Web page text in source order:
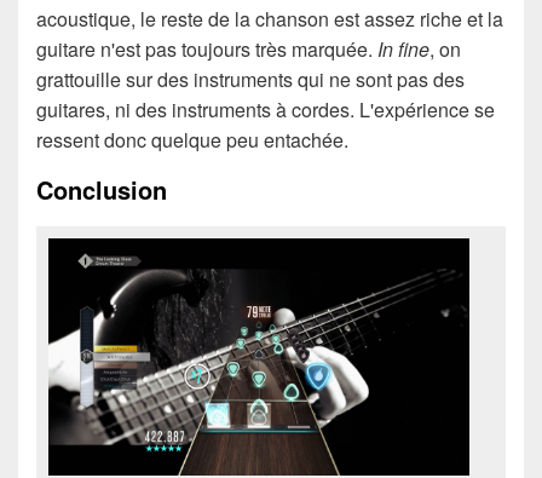
acoustique, le reste de la chanson est assez riche et la
guitare n'est pas toujours très marquée. In fine, on
grattouille sur des instruments qui ne sont pas des
guitares, ni des instruments à cordes. L'expérience se
ressent donc quelque peu entachée.
Conclusion